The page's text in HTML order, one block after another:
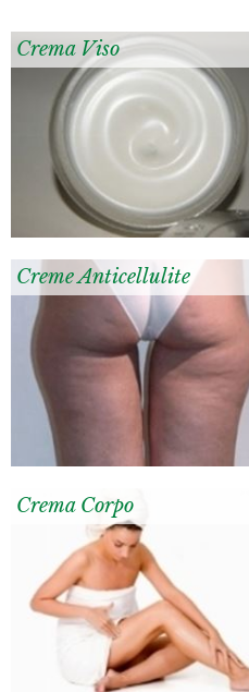
Crema Viso
Creme Anticellulite
Crema Corpo